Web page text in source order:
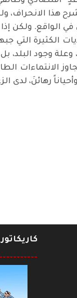
الانحراف،
الواقع. ولكن
الكثيرة التي
وجود البلد،
الانتماءات
رهائنَ، لدى
كاريكاتور